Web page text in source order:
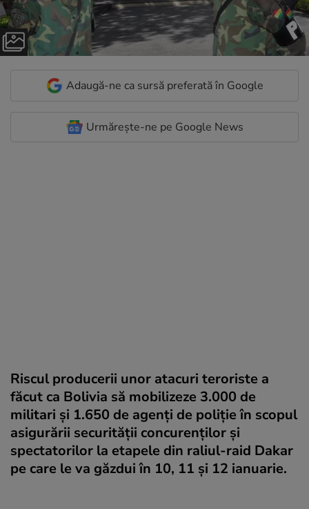
Adaugă-ne ca sursă preferată în Google
Urmărește-ne pe Google News
Riscul producerii unor atacuri teroriste a
făcut ca Bolivia să mobilizeze 3.000 de
militari și 1.650 de agenți de poliție în scopul
asigurării securităţii concurenților și
spectatorilor la etapele din raliul-raid Dakar
pe care le va găzdui în 10, 11 şi 12 ianuarie.